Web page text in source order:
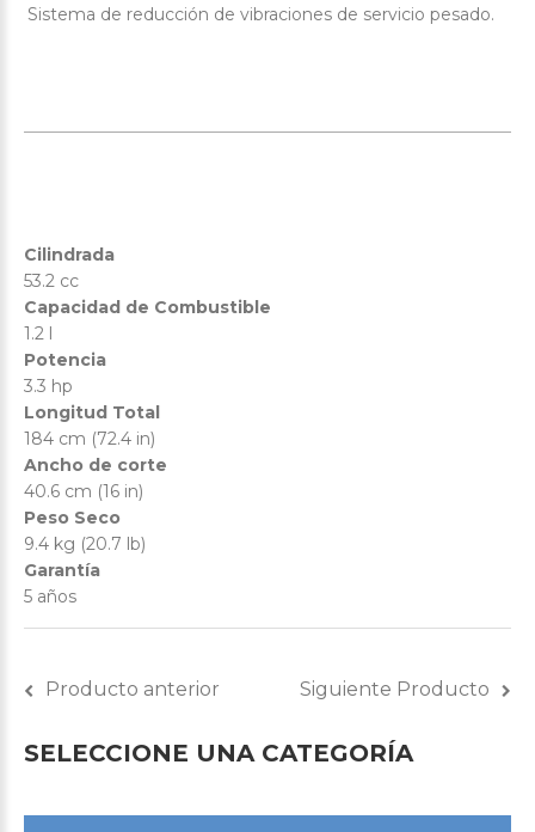
Sistema de reducción de vibraciones de servicio pesado.
Cilindrada
53.2 cc
Capacidad de Combustible
1.2 l
Potencia
3.3 hp
Longitud Total
184 cm (72.4 in)
Ancho de corte
40.6 cm (16 in)
Peso Seco
9.4 kg (20.7 lb)
Garantía
5 años
Producto anterior Siguiente Producto
SELECCIONE UNA CATEGORÍA